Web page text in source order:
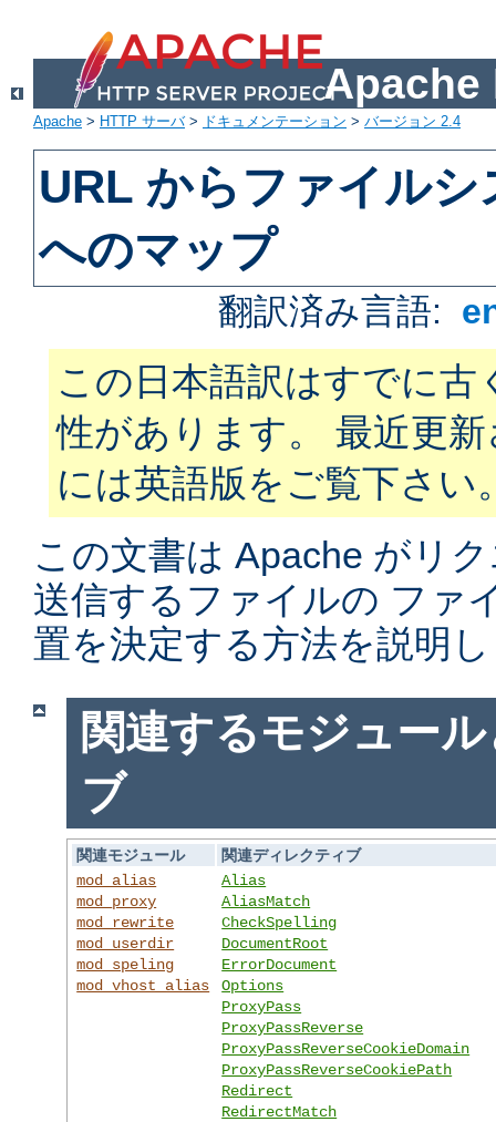
Apache
Apache > HTTP サーバ> ドキュメンテーション > バージョン 2.4
URL からファイル
へのマップ
翻訳済み言語:
この日本語訳はすでに古
性があります。 最近更
には英語版をご覧下さい
この文書は Apache がリ
送信するファイルの ファ
置を決定する方法を説明
関連するモジュー
ブ
関連モジュール
関連ディレクティブ
mod_alias
mod_proxy
mod_rewrite
mod_userdir
mod_speling
mod_vhost_alias
Alias
AliasMatch
CheckSpelling
DocumentRoot
ErrorDocument
Options
ProxyPass
ProxyPassReverse
ProxyPassReverseCookieDomain
ProxyPassReverseCookiePath
Redirect
RedirectMatch